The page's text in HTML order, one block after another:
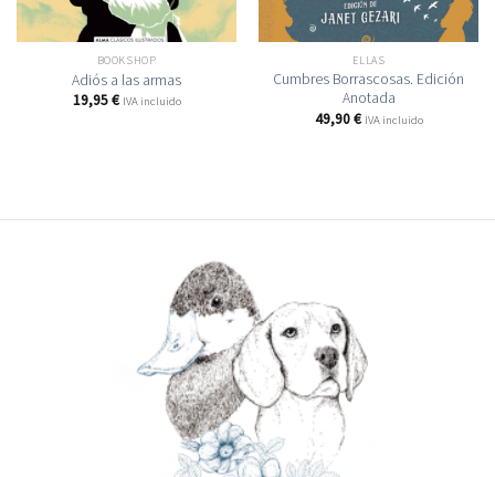
BOOKSHOP
Adiós a las armas
19,95€ IVA incluido
ELLAS
Cumbres Borrascosas. Edición
Anotada
49,90€ IVA incluido